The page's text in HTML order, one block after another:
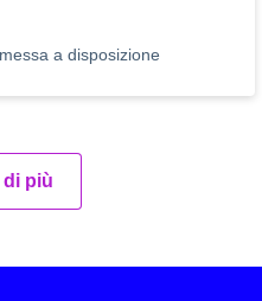
a disposizione
più